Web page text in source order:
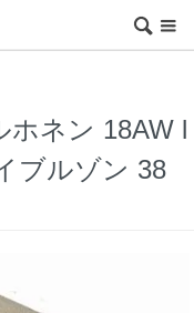
ホネン 18AW l
ブルゾン 38